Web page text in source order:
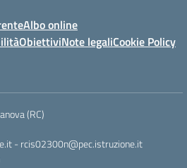
Albo online
ObiettiviNote legaliCookie Policy
(RC)
- rcis02300n@pec.istruzione.it